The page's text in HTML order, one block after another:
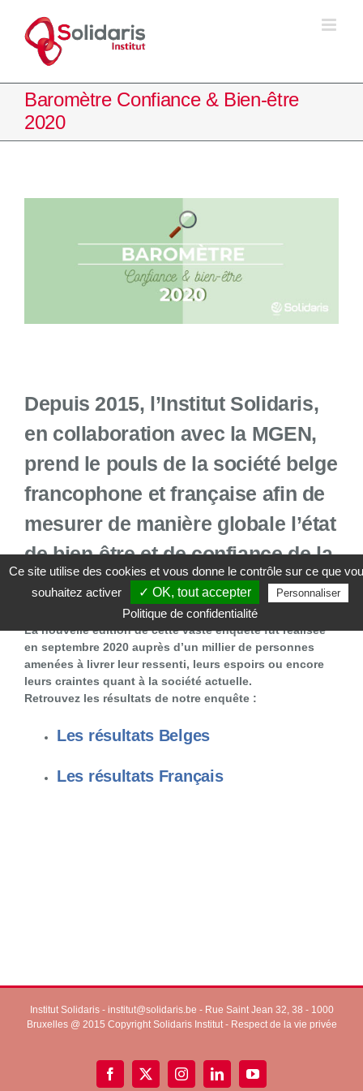
contenu
Baromètre Confiance & Bien-être
2020
Depuis 2015, l’Institut Solidaris,
en collaboration avec la MGEN,
prend le pouls de la société belge
francophone et française afin de
mesurer de manière globale l’état
de bien-être et de confiance de la
population.
La nouvelle édition de cette vaste enquête fut réalisée
en septembre 2020 auprès d’un millier de personnes
amenées à livrer leur ressenti, leurs espoirs ou encore
leurs craintes quant à la société actuelle.
Retrouvez les résultats de notre enquête :
Les résultats Belges
Les résultats Français
Institut Solidaris - institut@solidaris.be - Rue Saint Jean 32, 38 - 1000
Bruxelles @ 2015 Copyright Solidaris Institut - Respect de la vie privée
Facebook
X InstagramLinkedInYouTube
Ce site utilise des cookies et vous donne le contrôle sur ce que
souhaitez activer
✓ OK, tout accepter Personnaliser
Politique de confidentialité